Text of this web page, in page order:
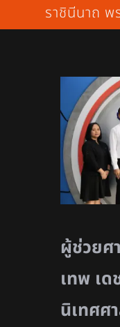
สมัครเรียน
ราชินีนาถ
ผู้ช่วยศ
เทพ เ
นิเทศศ